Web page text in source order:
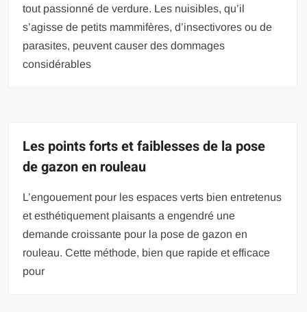
tout passionné de verdure. Les nuisibles, qu’il
s’agisse de petits mammifères, d’insectivores ou de
parasites, peuvent causer des dommages
considérables
Les points forts et faiblesses de la pose
de gazon en rouleau
L’engouement pour les espaces verts bien entretenus
et esthétiquement plaisants a engendré une
demande croissante pour la pose de gazon en
rouleau. Cette méthode, bien que rapide et efficace
pour